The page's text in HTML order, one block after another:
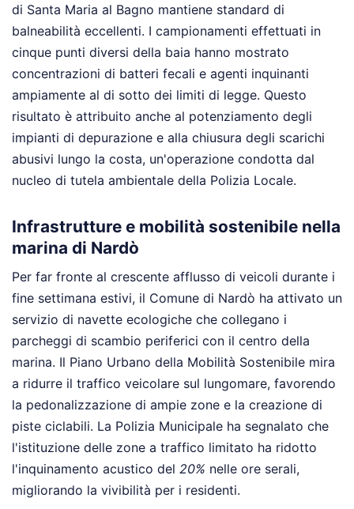
di Santa Maria al Bagno mantiene standard di
balneabilità eccellenti. I campionamenti effettuati in
cinque punti diversi della baia hanno mostrato
concentrazioni di batteri fecali e agenti inquinanti
ampiamente al di sotto dei limiti di legge. Questo
risultato è attribuito anche al potenziamento degli
impianti di depurazione e alla chiusura degli scarichi
abusivi lungo la costa, un'operazione condotta dal
nucleo di tutela ambientale della Polizia Locale.
Infrastrutture e mobilità sostenibile nella
marina di Nardò
Per far fronte al crescente afflusso di veicoli durante i
fine settimana estivi, il Comune di Nardò ha attivato un
servizio di navette ecologiche che collegano i
parcheggi di scambio periferici con il centro della
marina. Il Piano Urbano della Mobilità Sostenibile mira
a ridurre il traffico veicolare sul lungomare, favorendo
la pedonalizzazione di ampie zone e la creazione di
piste ciclabili. La Polizia Municipale ha segnalato che
l'istituzione delle zone a traffico limitato ha ridotto
l'inquinamento acustico del 20% nelle ore serali,
migliorando la vivibilità per i residenti.